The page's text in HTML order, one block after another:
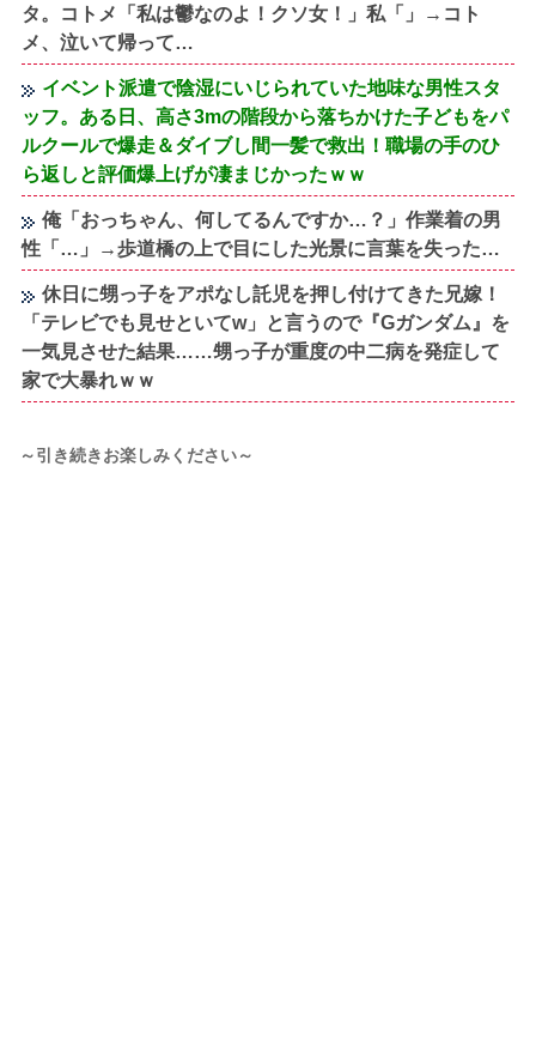
タ。コトメ「私は鬱なのよ！クソ女！」私「」→コト
メ、泣いて帰って…
イベント派遣で陰湿にいじられていた地味な男性スタ
ッフ。ある日、高さ3mの階段から落ちかけた子どもをパ
ルクールで爆走＆ダイブし間一髪で救出！職場の手のひ
ら返しと評価爆上げが凄まじかったｗｗ
俺「おっちゃん、何してるんですか…？」作業着の男
性「…」→歩道橋の上で目にした光景に言葉を失った…
休日に甥っ子をアポなし託児を押し付けてきた兄嫁！
「テレビでも見せといてw」と言うので『Gガンダム』を
一気見させた結果……甥っ子が重度の中二病を発症して
家で大暴れｗｗ
～引き続きお楽しみください～